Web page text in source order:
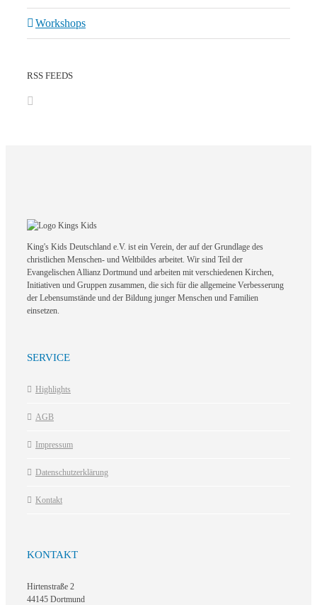
Workshops
RSS FEEDS
King's Kids Deutschland e.V. ist ein Verein, der auf der Grundlage des
christlichen Menschen- und Weltbildes arbeitet. Wir sind Teil der
Evangelischen Allianz Dortmund und arbeiten mit verschiedenen Kirchen,
Initiativen und Gruppen zusammen, die sich für die allgemeine Verbesserung
der Lebensumstände und der Bildung junger Menschen und Familien
einsetzen.
SERVICE
Highlights
AGB
Impressum
Datenschutzerklärung
Kontakt
KONTAKT
Hirtenstraße 2
44145 Dortmund